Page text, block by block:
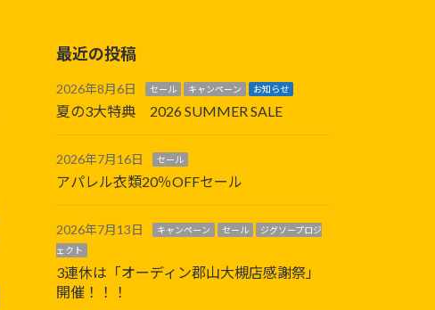
最近の投稿
2026年8月6日 セール キャンペーン お知らせ
夏の3大特典 2026 SUMMER SALE
2026年7月16日 セール
アパレル衣類20％OFFセール
2026年7月13日 キャンペーン セール
ジグソープロジ
ェクト
3連休は「オーディン郡山大槻店感謝祭」
開催！！！